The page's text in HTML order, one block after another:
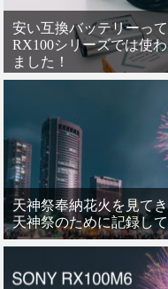
安い互換バッテリーっ
RX100シリーズでは使
ました！
天神祭奉納花火を見て
天神祭のために記録して